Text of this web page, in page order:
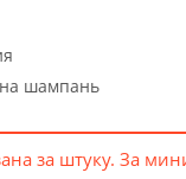
шампань
за штуку. За